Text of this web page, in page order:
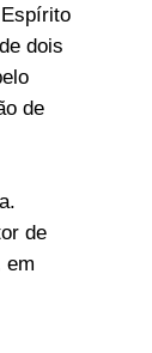
dois
de
de
em